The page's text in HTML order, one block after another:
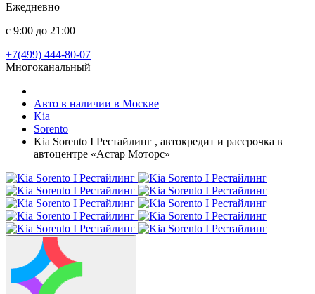
Ежедневно
с 9:00 до 21:00
+7(499) 444-80-07
Многоканальный
Авто в наличии в Москве
Kia
Sorento
Kia Sorento I Рестайлинг , автокредит и рассрочка в
автоцентре «Астар Моторс»